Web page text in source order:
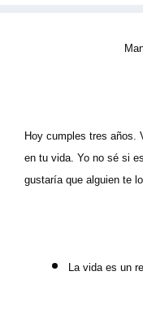
Hoy cumples tres años.
en tu vida. Yo no sé si
gustaría que alguien te
La vida es un